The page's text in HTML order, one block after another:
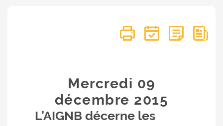
Mercredi 09
décembre 2015
L’AIGNB décerne les